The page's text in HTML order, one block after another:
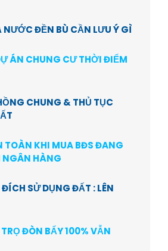
ĐỀN BÙ CẦN LƯU Ý GÌ
ÁN CHUNG CƯ THỜI ĐIỂM
CHUNG & THỦ TỤC
TOÀN KHI MUA BĐS ĐANG
NGÂN HÀNG
SỬ DỤNG ĐẤT : LÊN
ĐÒN BẨY 100% VẪN